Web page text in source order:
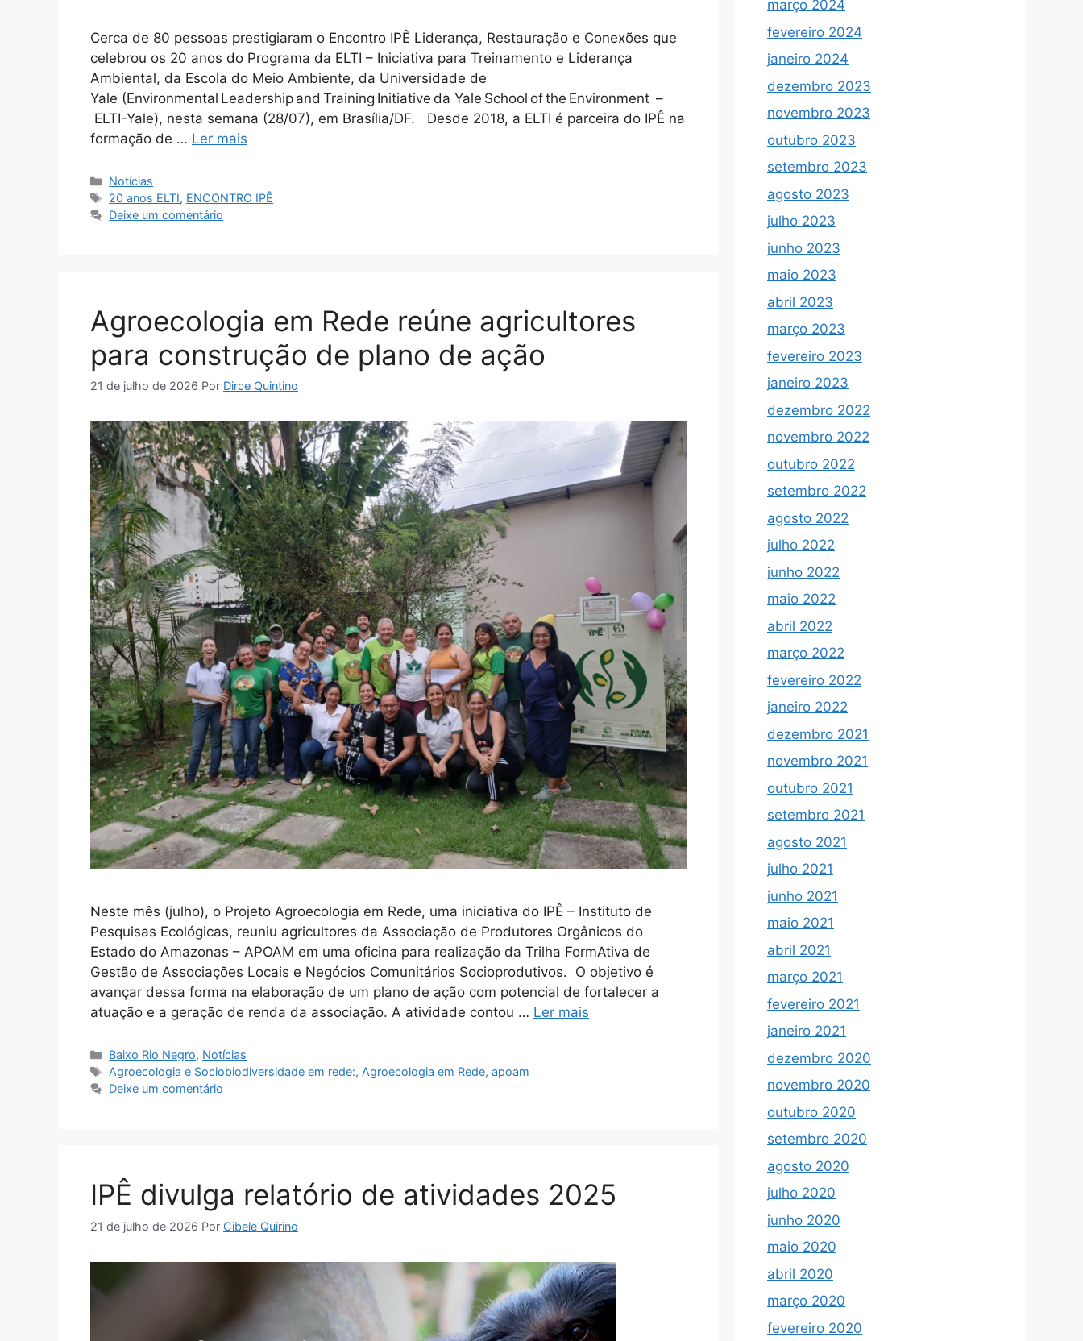
Cerca de 80 pessoas prestigiaram o Encontro IPÊ Liderança, Restauração e Conexões que
celebrou os 20 anos do Programa da ELTI – Iniciativa para Treinamento e Liderança
Ambiental, da Escola do Meio Ambiente, da Universidade de
Yale (Environmental Leadership and Training Initiative da Yale School of the Environment –
ELTI-Yale), nesta semana (28/07), em Brasília/DF. Desde 2018, a ELTI é parceira do IPÊ na
formação de … Ler mais
Notícias
20 anos ELTI, ENCONTRO IPÊ
Deixe um comentário
Agroecologia em Rede reúne agricultores
para construção de plano de ação
21 de julho de 2026 Por Dirce Quintino
Neste mês (julho), o Projeto Agroecologia em Rede, uma iniciativa do IPÊ – Instituto de
Pesquisas Ecológicas, reuniu agricultores da Associação de Produtores Orgânicos do
Estado do Amazonas – APOAM em uma oficina para realização da Trilha FormAtiva de
Gestão de Associações Locais e Negócios Comunitários Socioprodutivos. O objetivo é
avançar dessa forma na elaboração de um plano de ação com potencial de fortalecer a
atuação e a geração de renda da associação. A atividade contou … Ler mais
Baixo Rio Negro, Notícias
Agroecologia e Sociobiodiversidade em rede:, Agroecologia em Rede,apoam
Deixe um comentário
IPÊ divulga relatório de atividades 2025
21 de julho de 2026 Por Cibele Quirino
março 2024
fevereiro 2024
janeiro 2024
dezembro 2023
novembro 2023
outubro 2023
setembro 2023
agosto 2023
julho 2023
junho 2023
maio 2023
abril 2023
março 2023
fevereiro 2023
janeiro 2023
dezembro 2022
novembro 2022
outubro 2022
setembro 2022
agosto 2022
julho 2022
junho 2022
maio 2022
abril 2022
março 2022
fevereiro 2022
janeiro 2022
dezembro 2021
novembro 2021
outubro 2021
setembro 2021
agosto 2021
julho 2021
junho 2021
maio 2021
abril 2021
março 2021
fevereiro 2021
janeiro 2021
dezembro 2020
novembro 2020
outubro 2020
setembro 2020
agosto 2020
julho 2020
junho 2020
maio 2020
abril 2020
março 2020
fevereiro 2020